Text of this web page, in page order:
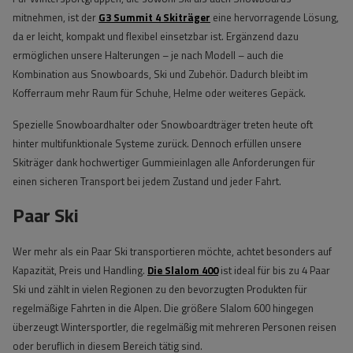
mitnehmen, ist der G3 Summit 4 Skiträger eine hervorragende Lösung,
da er leicht, kompakt und flexibel einsetzbar ist. Ergänzend dazu
ermöglichen unsere Halterungen – je nach Modell – auch die
Kombination aus Snowboards, Ski und Zubehör. Dadurch bleibt im
Kofferraum mehr Raum für Schuhe, Helme oder weiteres Gepäck.
Spezielle Snowboardhalter oder Snowboardträger treten heute oft
hinter multifunktionale Systeme zurück. Dennoch erfüllen unsere
Skiträger dank hochwertiger Gummieinlagen alle Anforderungen für
einen sicheren Transport bei jedem Zustand und jeder Fahrt.
Paar Ski
Wer mehr als ein Paar Ski transportieren möchte, achtet besonders auf
Kapazität, Preis und Handling. Die Slalom 400ist ideal für bis zu 4 Paar
Ski und zählt in vielen Regionen zu den bevorzugten Produkten für
regelmäßige Fahrten in die Alpen. Die größere Slalom 600 hingegen
überzeugt Wintersportler, die regelmäßig mit mehreren Personen reisen
oder beruflich in diesem Bereich tätig sind.